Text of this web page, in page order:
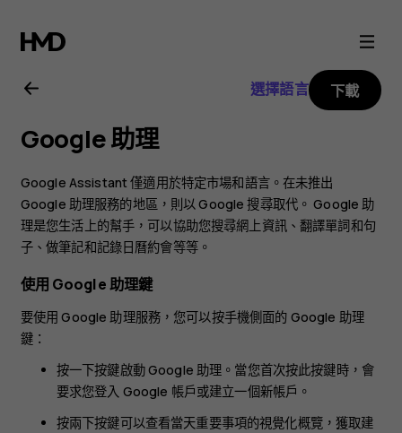
Nokia
3.2
用
戶
指
南
選擇語言 下載
Google 助理
Google Assistant 僅適用於特定市場和語言。在未推出
Google 助理服務的地區，則以 Google 搜尋取代。 Google 助
理是您生活上的幫手，可以協助您搜尋網上資訊、翻譯單詞和句
子、做筆記和記錄日曆約會等等。
使用 Google 助理鍵
要使用 Google 助理服務，您可以按手機側面的 Google 助理
鍵：
按一下按鍵啟動 Google 助理。當您首次按此按鍵時，會
要求您登入 Google 帳戶或建立一個新帳戶。
按兩下按鍵可以查看當天重要事項的視覺化概覽，獲取建